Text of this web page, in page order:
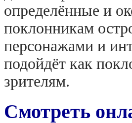
определённые и
поклонникам
персонажами и
подойдёт как
зрителям.
Смотреть